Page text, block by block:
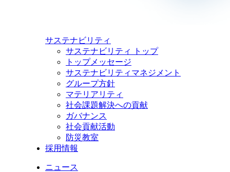
サステナビリティ
サステナビリティ トップ
トップメッセージ
サステナビリティマネジメント
グループ方針
マテリアリティ
社会課題解決への貢献
ガバナンス
社会貢献活動
防災教室
採用情報
ニュース